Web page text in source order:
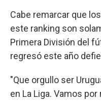
Cabe remarcar que
este ranking son
Primera División del
regresó este año
"Que orgullo ser
en La Liga. Vamos